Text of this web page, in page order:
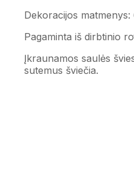
Dekoracijos matmenys:
Pagaminta iš dirbtinio
Įkraunamos saulės
sutemus šviečia.